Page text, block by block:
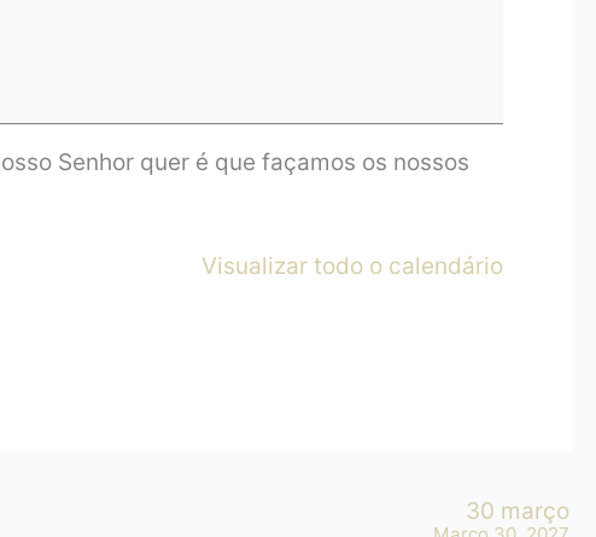
Senhor quer é que façamos os nossos
Visualizar todo o calendário
30 março